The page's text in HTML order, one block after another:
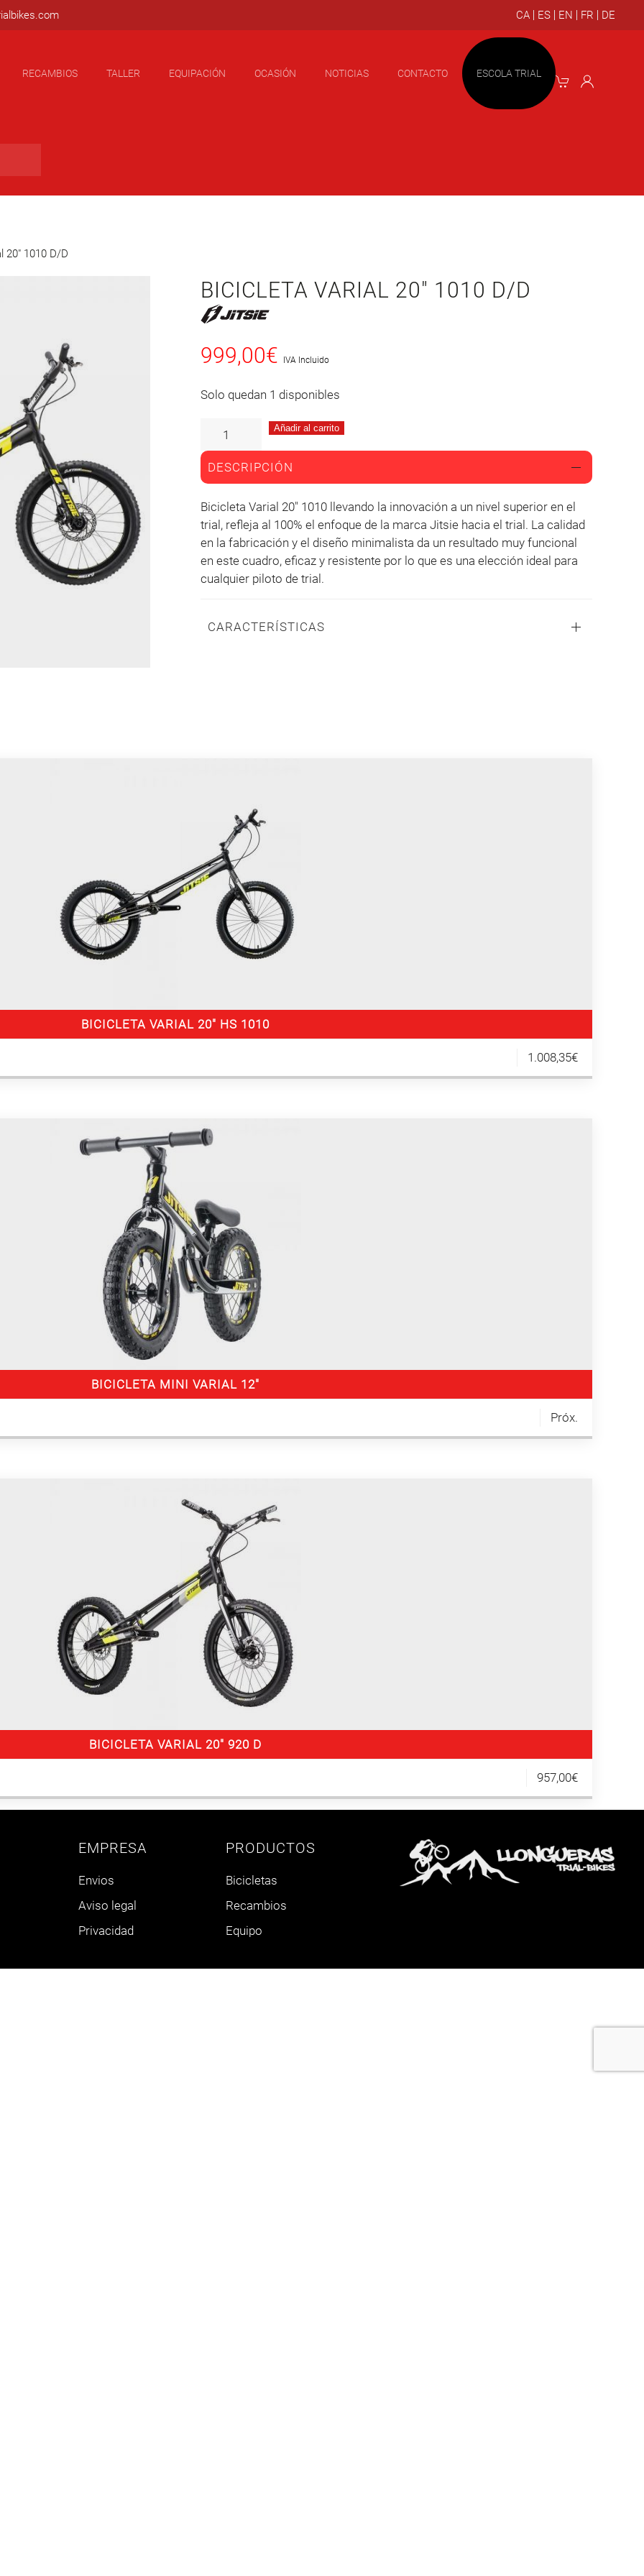
RECAMBIOS TALLER EQUIPACIÓN OCASIÓN NOTICIAS CONTACTO ESCOLA TRIAL
20″ 1010 D/D
BICICLETA VARIAL 20″ 1010 D/D
999,00€ IVA Incluido
Solo quedan 1 disponibles
Añadir al carrito
DESCRIPCIÓN
Bicicleta Varial 20" 1010 llevando la innovación a un nivel superior en el
trial, refleja al 100% el enfoque de la marca Jitsie hacia el trial. La calidad
en la fabricación y el diseño minimalista da un resultado muy funcional
en este cuadro, eficaz y resistente por lo que es una elección ideal para
cualquier piloto de trial.
CARACTERÍSTICAS
BICICLETA VARIAL 20″ HS 1010
1.008,35€
BICICLETA MINI VARIAL 12″
Próx.
BICICLETA VARIAL 20″ 920 D
957,00€
EMPRESA
Envios
Aviso legal
Privacidad
PRODUCTOS
Bicicletas
Recambios
Equipo